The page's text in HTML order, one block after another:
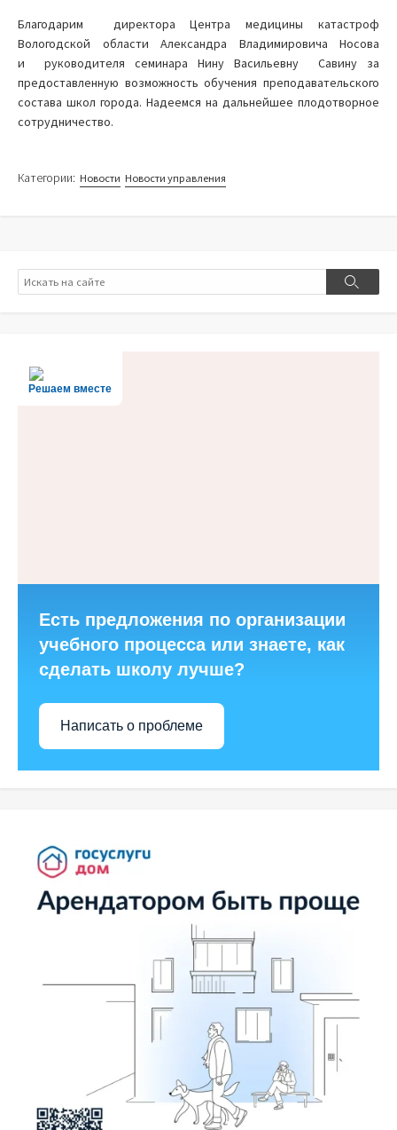
Благодарим директора Центра медицины катастроф
Вологодской области Александра Владимировича Носова
и руководителя семинара Нину Васильевну Савину за
предоставленную возможность обучения преподавательского
состава школ города. Надеемся на дальнейшее плодотворное
сотрудничество.
Категории: Новости Новости управления
Поиск
Поиск
Решаем вместе
Есть предложения по организации
учебного процесса или знаете, как
сделать школу лучше?
Написать о проблеме